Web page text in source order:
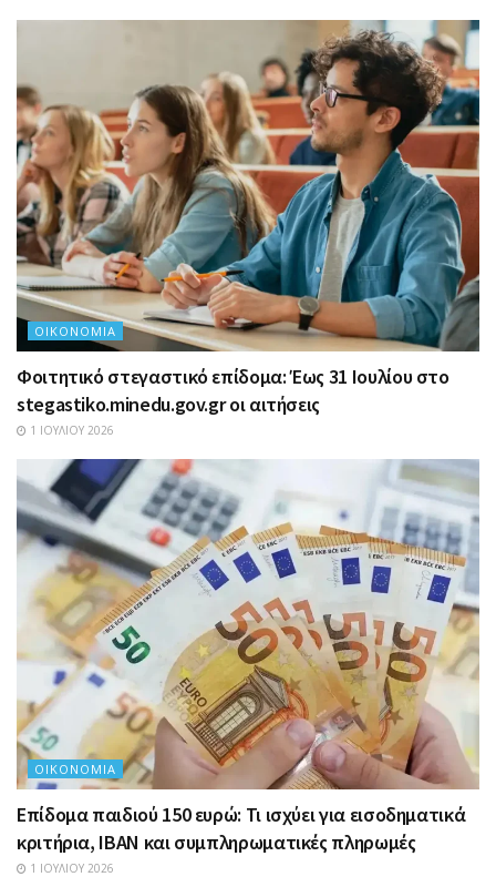
ΟΙΚΟΝΟΜΊΑ
Φοιτητικό στεγαστικό επίδομα: Έως 31 Ιουλίου στο
stegastiko.minedu.gov.gr οι αιτήσεις
1 ΙΟΥΛΊΟΥ 2026
ΟΙΚΟΝΟΜΊΑ
Επίδομα παιδιού 150 ευρώ: Τι ισχύει για εισοδηματικά
κριτήρια, IBAN και συμπληρωματικές πληρωμές
1 ΙΟΥΛΊΟΥ 2026